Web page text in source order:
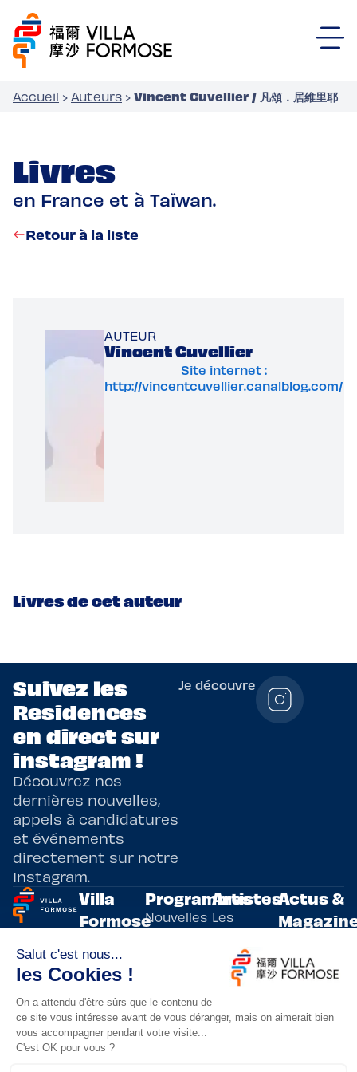
Accueil › Auteurs › Vincent Cuvellier / 凡頌．居維里耶
Livres
en France et à Taïwan.
Retour à la liste
AUTEUR
Vincent Cuvellier
Site internet :
http://vincentcuvellier.canalblog.com/
Livres de cet auteur
Suivez les
Residences
en direct sur
instagram !
Découvrez nos
dernières nouvelles,
appels à candidatures
et événements
directement sur notre
Instagram.
Je découvre
Programmes
de
résidences
artistiques
bilatérales,
entre la
France et
Taïwan.
Villa
Formose
Adoptez
un artiste
Lieux de
résidence
Programmes
Nouvelles
écritures
Arts
vivants
innovants
Artistes
Les
artistes
résidents
Evènements
Actus &
actualités